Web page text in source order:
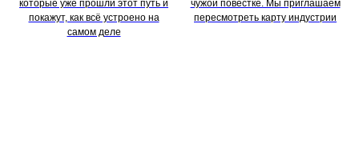
которые уже прошли этот путь и
покажут, как всё устроено на
самом деле
чужой повестке. Мы приглашаем
пересмотреть карту индустрии